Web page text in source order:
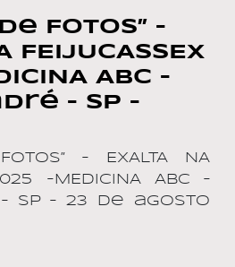
Fotos” –
FEIJUCASSEX
ABC –
– SP –
– EXALTA NA
-MEDICINA ABC –
SP – 23 de agosto